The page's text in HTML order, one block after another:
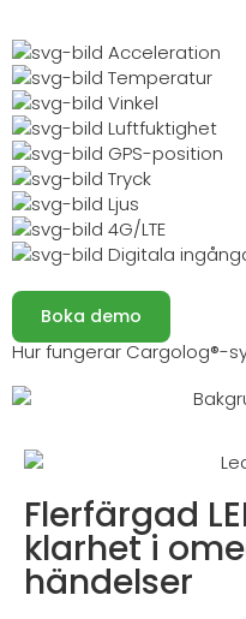
Acceleration
Temperatur
Vinkel
Luftfuktighet
GPS-position
Tryck
Ljus
4G/LTE
Digitala
Boka demo
Hur fungerar Cargolog®-
Flerfärgad
klarhet i
händelser